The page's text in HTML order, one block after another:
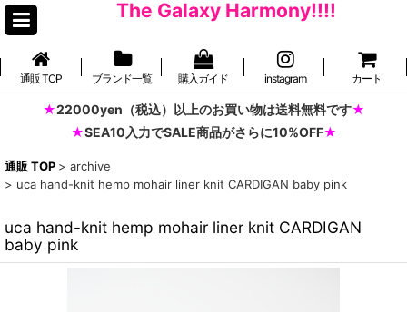
The Galaxy Harmony!!!!
通販 TOP ブランド一覧 購入ガイド instagram カート
22000yen（税込）以上のお買い物は送料無料です
SEA10入力でSALE商品がさらに10%OFF
通販 TOP > archive
> uca hand-knit hemp mohair liner knit CARDIGAN baby pink
uca hand-knit hemp mohair liner knit CARDIGAN
baby pink